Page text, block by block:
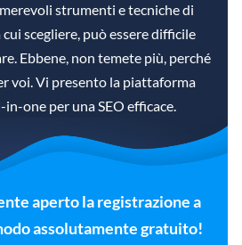
strumenti e tecniche di
scegliere, può essere difficile
Ebbene, non temete più, perché
voi. Vi presento la piattaforma
one per una SEO efficace.
aperto la registrazione a
assolutamente gratuito!